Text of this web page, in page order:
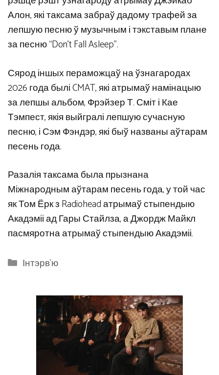
Алон, які таксама забраў дадому трафей за
лепшую песню ў музычным і тэкставым плане
за песню “Don’t Fall Asleep”.
Сярод іншых пераможцаў на ўзнагародах
2026 года былі CMAT, які атрымаў намінацыю
за лепшы альбом, Фрэйзер Т. Сміт і Кае
Тэмпест, якія выйгралі лепшую сучасную
песню, і Сэм Фэндэр, які быў названы аўтарам
песень года.
Разалія таксама была прызнана
Міжнародным аўтарам песень года, у той час
як Том Ёрк з Radiohead атрымаў стыпендыю
Акадэміі ад Гары Стайлза, а Джордж Майкл
пасмяротна атрымаў стыпендыю Акадэміі.
Categories
Інтэрв'ю